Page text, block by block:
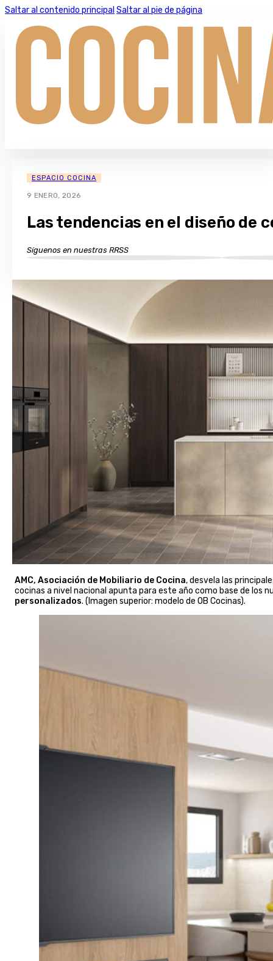
Saltar al contenido principal Saltar al pie de página
ESPACIO COCINA
9 ENERO, 2026
Las tendencias en el diseño de
Síguenos en nuestras RRSS
AMC, Asociación de Mobiliario de Cocina, desvela las
cocinas a nivel nacional apunta para este año como base de los
personalizados. (Imagen superior: modelo de OB Cocinas).